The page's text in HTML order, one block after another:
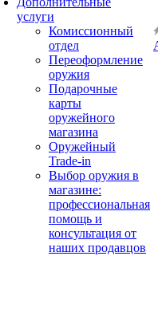
услуги
Комиссионный
отдел
Переоформление
оружия
Подарочные
карты
оружейного
магазина
Оружейный
Trade-in
Выбор оружия в
магазине:
профессиональная
помощь и
консультация от
наших продавцов